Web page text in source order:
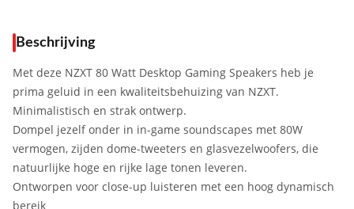
Beschrijving
Met deze NZXT 80 Watt Desktop Gaming Speakers heb je
prima geluid in een kwaliteitsbehuizing van NZXT.
Minimalistisch en strak ontwerp.
Dompel jezelf onder in in-game soundscapes met 80W
vermogen, zijden dome-tweeters en glasvezelwoofers, die
natuurlijke hoge en rijke lage tonen leveren.
Ontworpen voor close-up luisteren met een hoog dynamisch
bereik